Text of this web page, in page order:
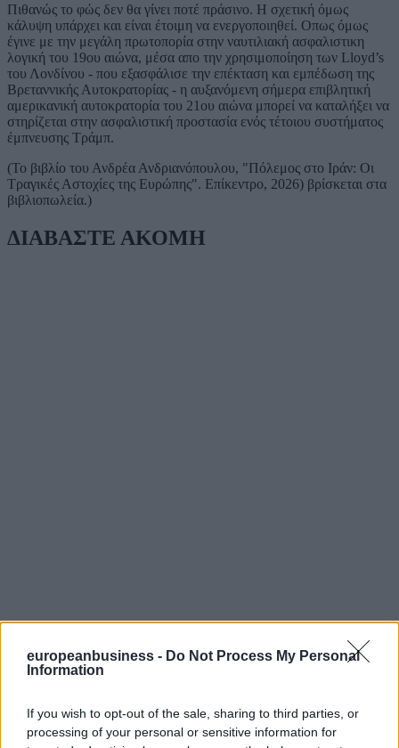
europeanbusiness - Do Not Process My Personal
Information
If you wish to opt-out of the sale, sharing to third parties, or
processing of your personal or sensitive information for
Πιθανώς το φώς δεν θα γίνει ποτέ πράσινο. Η σχετική όμως
κάλυψη υπάρχει και είναι έτοιμη να ενεργοποιηθεί. Οπως όμως
έγινε με την μεγάλη πρωτοπορία στην ναυτιλιακή ασφαλιστικη
λογική του 19ου αιώνα, μέσα απο την χρησιμοποίηση των Lloyd’s
του Λονδίνου - που εξασφάλισε την επέκταση και εμπέδωση της
Βρεταννικής Αυτοκρατορίας - η αυξανόμενη σήμερα επιβλητική
αμερικανική αυτοκρατορία του 21ου αιώνα μπορεί να καταλήξει να
στηρίζεται στην ασφαλιστική προστασία ενός τέτοιου συστήματος
έμπνευσης Τράμπ.
(Το βιβλίο του Ανδρέα Ανδριανόπουλου, "Πόλεμος στο Ιράν: Οι
Τραγικές Αστοχίες της Ευρώπης". Επίκεντρο, 2026) βρίσκεται στα
βιβλιοπωλεία.)
ΔΙΑΒΑΣΤΕ ΑΚΟΜΗ